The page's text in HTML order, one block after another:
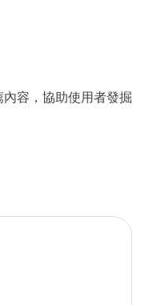
容，協助使用者發掘